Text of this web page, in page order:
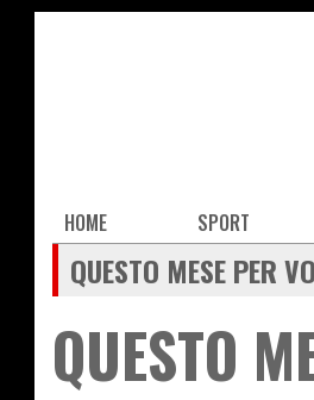
Main
navigation
HOME SPORT
QUESTO MESE PER
QUESTO